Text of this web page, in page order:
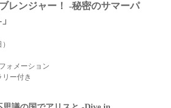
レンジャー！ ‐秘密のサマーパ
ォメーション
ー付き